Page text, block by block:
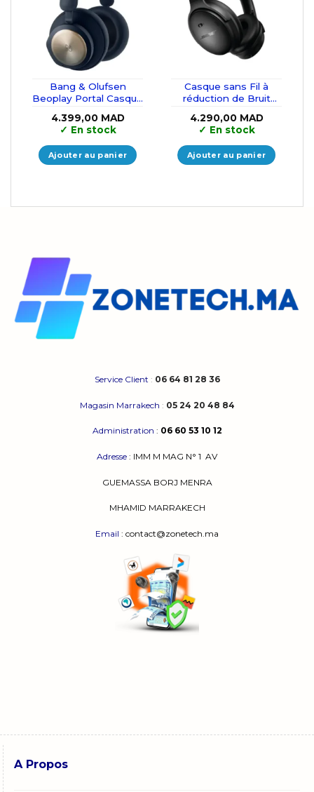
Bang & Olufsen
Beoplay Portal Casque
4.399,00 MAD
✓ En stock
Ajouter au panier
Casque sans Fil à
réduction de Bruit
(Noir)
4.290,00 MAD
✓ En stock
Ajouter au panier
Service Client : 06 64 81 28 36
Magasin Marrakech : 05 24 20 48 84
Administration : 06 60 53 10 12
Adresse : IMM M MAG N° 1 AV
GUEMASSA BORJ MENRA
MHAMID MARRAKECH
Email : contact@zonetech.ma
A Propos